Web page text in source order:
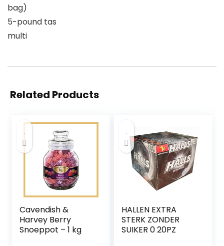
bag)
5-pound tas
multi
Related Products
Cavendish &
Harvey Berry
Snoeppot – 1 kg
HALLEN EXTRA
STERK ZONDER
SUIKER 0 20PZ